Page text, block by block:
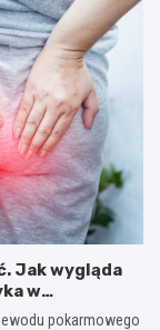
Jak wygląda
w
pokarmowego